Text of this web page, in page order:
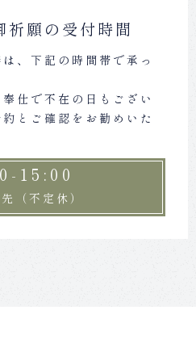
祈願の受付時間
、下記の時間帯で承っ
仕で不在の日もござい
とご確認をお勧めいた
15:00
（不定休）